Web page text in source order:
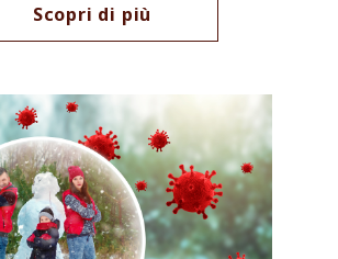
Scopri di più